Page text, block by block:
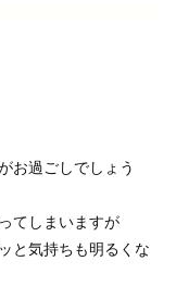
お過ごしでしょう
てしまいますが
と気持ちも明るくな